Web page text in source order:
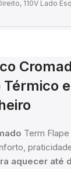
, 110V Lado
Term
aquecer até